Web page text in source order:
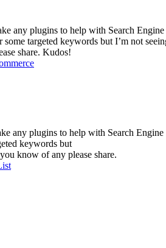
any plugins to help with Search
targeted keywords but I’m not
share. Kudos!
any plugins to help with Search
keywords but
know of any please share.